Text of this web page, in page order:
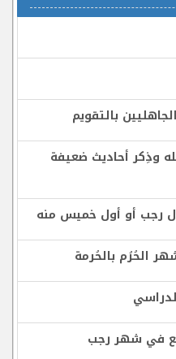
بالتقويم
وذِكر أحاديث ضعيفة
رجب أو أول خميس منه
الحُرُم بالحُرمة
في شهر رجب